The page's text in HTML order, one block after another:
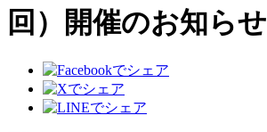
回）開催のお知らせ